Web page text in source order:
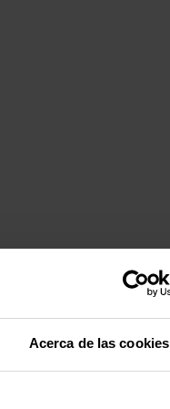
Acerca de las cookies